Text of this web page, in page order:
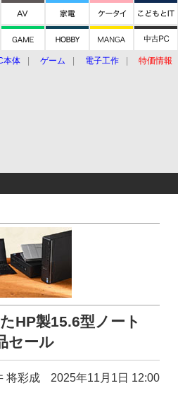
本体 ゲーム 電子工作 特価情報
HP製15.6型ノート
セール
将彩成 2025年11月1日 12:00